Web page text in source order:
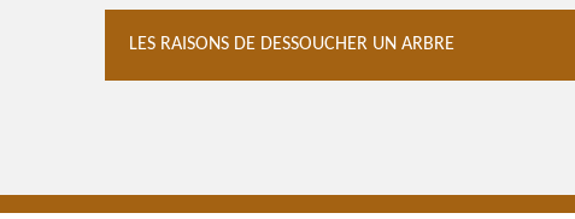
LES RAISONS DE DESSOUCHER UN ARBRE